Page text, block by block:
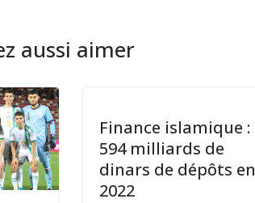
aussi aimer
Finance islamique :
594 milliards de
dinars de dépôts en
2022